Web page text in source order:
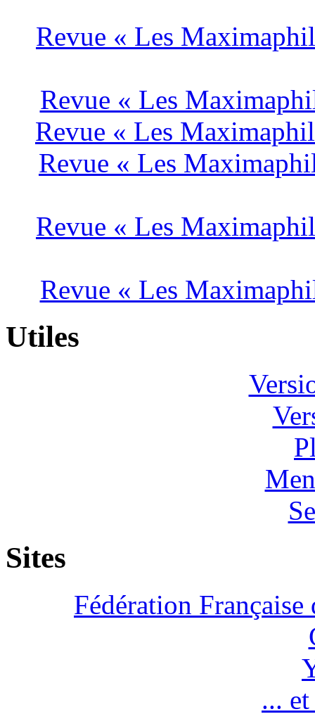
Revue « Les
Revue « Les
Revue « Les
Revue « Les
Revue « Les
Revue « Les
Utiles
Sites
Fédération
...